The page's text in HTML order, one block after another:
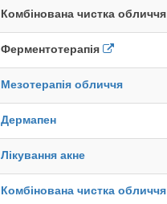
Комбінована чистка обличчя
Ферментотерапія
Мезотерапія обличчя
Дермапен
Лікування акне
Комбінована чистка обличчя